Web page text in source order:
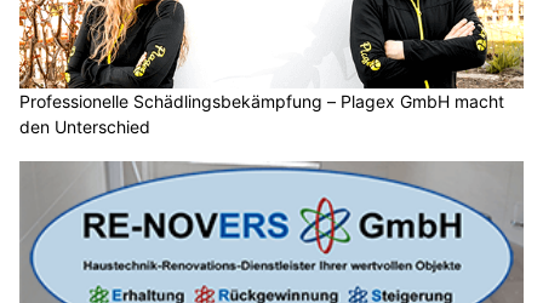
Professionelle Schädlingsbekämpfung – Plagex GmbH macht
den Unterschied